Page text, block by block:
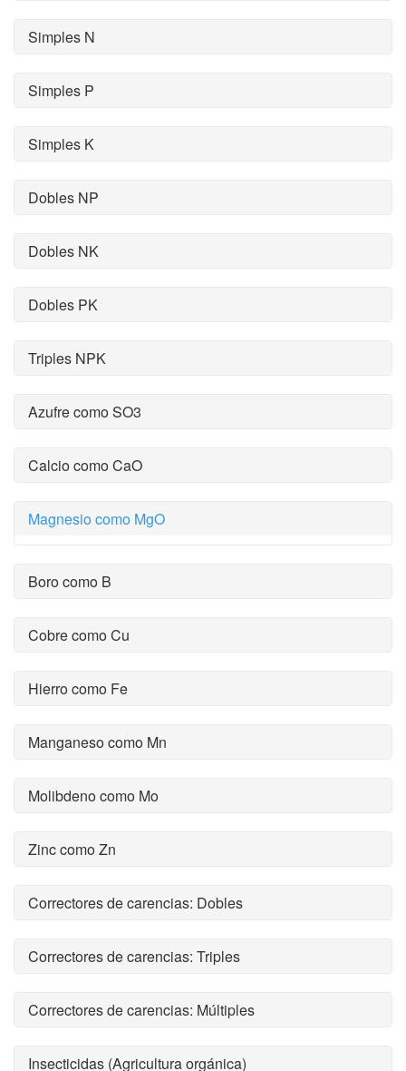
Simples N
Simples P
Simples K
Dobles NP
Dobles NK
Dobles PK
Triples NPK
Azufre como SO3
Calcio como CaO
Magnesio como MgO
Boro como B
Cobre como Cu
Hierro como Fe
Manganeso como Mn
Molibdeno como Mo
Zinc como Zn
Correctores de carencias: Dobles
Correctores de carencias: Triples
Correctores de carencias: Múltiples
Insecticidas (Agricultura orgánica)